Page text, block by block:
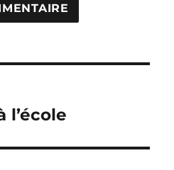
l’école